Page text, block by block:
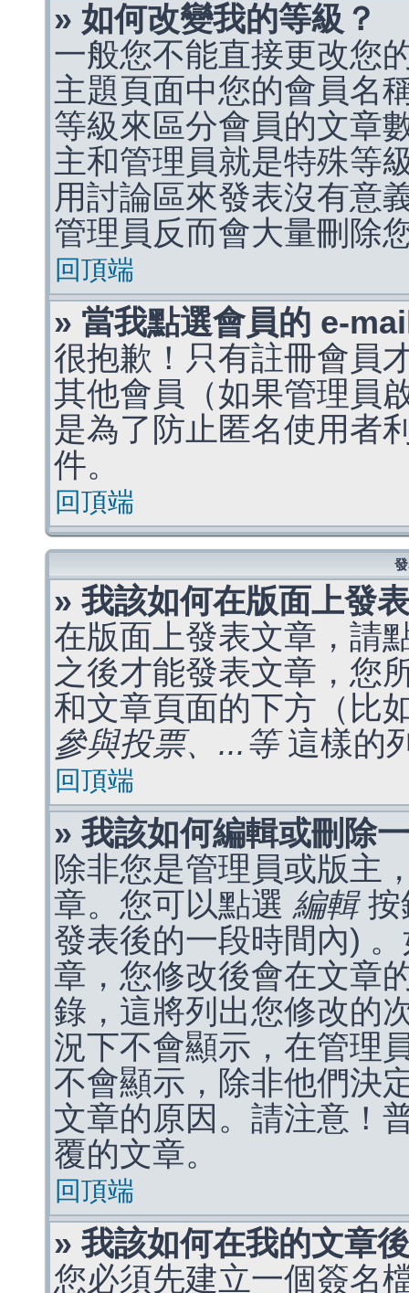
» 如何改變我的等級？
一般您不能直接更改您
主題頁面中您的會員名
等級來區分會員的文章
主和管理員就是特殊等
用討論區來發表沒有意
管理員反而會大量刪除
回頂端
» 當我點選會員的 e-
很抱歉！只有註冊會員
其他會員（如果管理員
是為了防止匿名使用者
件。
回頂端
» 我該如何在版面上發
在版面上發表文章，請
之後才能發表文章，您
和文章頁面的下方（比
參與投票、...等這樣的
回頂端
» 我該如何編輯或刪除
除非您是管理員或版主
章。您可以點選 編輯按
發表後的一段時間內)
章，您修改後會在文章
錄，這將列出您修改的
況下不會顯示，在管理
不會顯示，除非他們決
文章的原因。請注意！
覆的文章。
回頂端
» 我該如何在我的文章
您必須先建立一個簽名